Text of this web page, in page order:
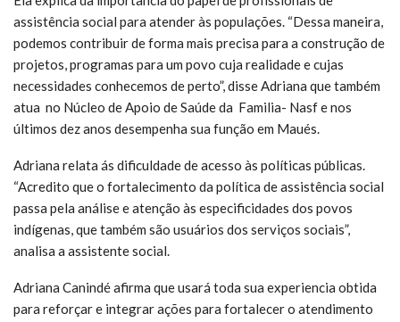
assistência social para atender às populações. “Dessa maneira,
podemos contribuir de forma mais precisa para a construção de
projetos, programas para um povo cuja realidade e cujas
necessidades conhecemos de perto”, disse Adriana que também
atua no Núcleo de Apoio de Saúde da Familia- Nasf e nos
últimos dez anos desempenha sua função em Maués.
Adriana relata ás dificuldade de acesso às políticas públicas.
“Acredito que o fortalecimento da política de assistência social
passa pela análise e atenção às especificidades dos povos
indígenas, que também são usuários dos serviços sociais”,
analisa a assistente social.
Adriana Canindé afirma que usará toda sua experiencia obtida
para reforçar e integrar ações para fortalecer o atendimento